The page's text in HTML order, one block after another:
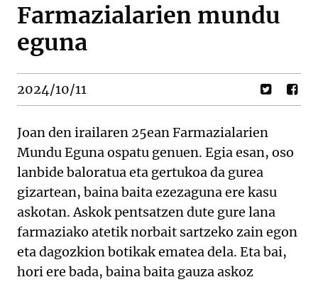
Farmazialarien mundu
eguna
2024/10/11
Joan den irailaren 25ean Farmazialarien
Mundu Eguna ospatu genuen. Egia esan, oso
lanbide baloratua eta gertukoa da gurea
gizartean, baina baita ezezaguna ere kasu
askotan. Askok pentsatzen dute gure lana
farmaziako atetik norbait sartzeko zain egon
eta dagozkion botikak ematea dela. Eta bai,
hori ere bada, baina baita gauza askoz